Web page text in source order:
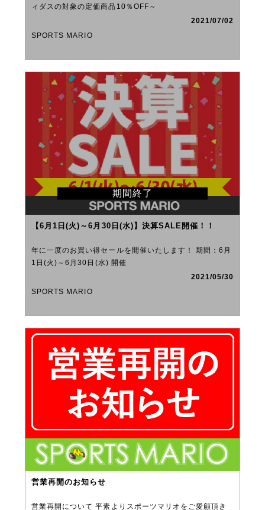
ィダスの対象の定価商品10％OFF～
2021/07/02
SPORTS MARIO
【6月1日(火)～6月30日(水)】決算SALE開催！！
年に一度のお買い得セールを開催いたします！ 期間：6月
1日(火)～6月30日(水) 開催
2021/05/30
SPORTS MARIO
期間終了
営業再開のお知らせ
営業再開について 平素よりスポーツマリオをご愛顧頂き